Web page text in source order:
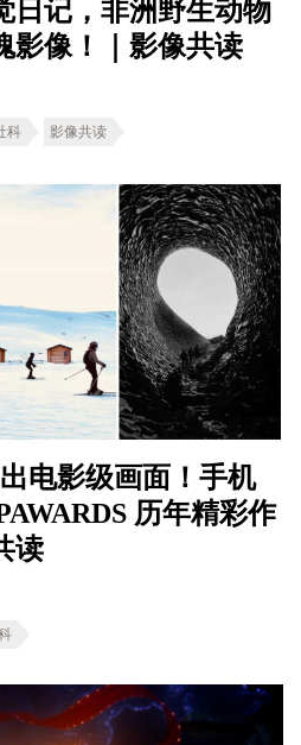
日记，非洲野生动物
影像！｜影像共读
科 影像共读
电影级画面！手机
历年精彩作
读